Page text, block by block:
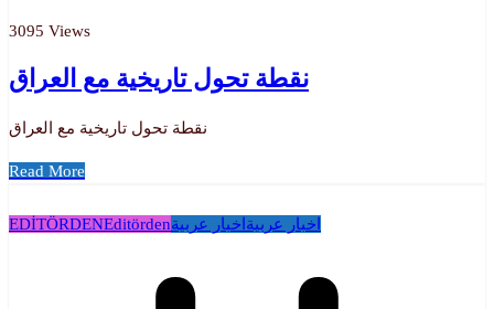
3095 Views
نقطة تحول تاريخية مع العراق
نقطة تحول تاريخية مع العراق
Read More
EDİTÖRDENEditörden اخبار عربية اخبار عربية